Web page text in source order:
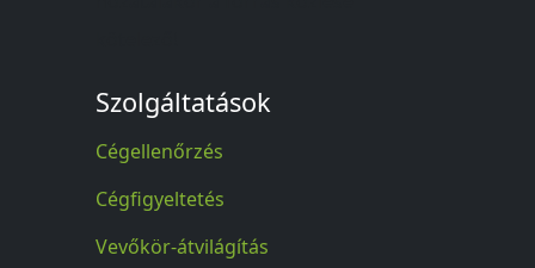
Szolgáltatások
Cégellenőrzés
Cégfigyeltetés
Vevőkör-átvilágítás